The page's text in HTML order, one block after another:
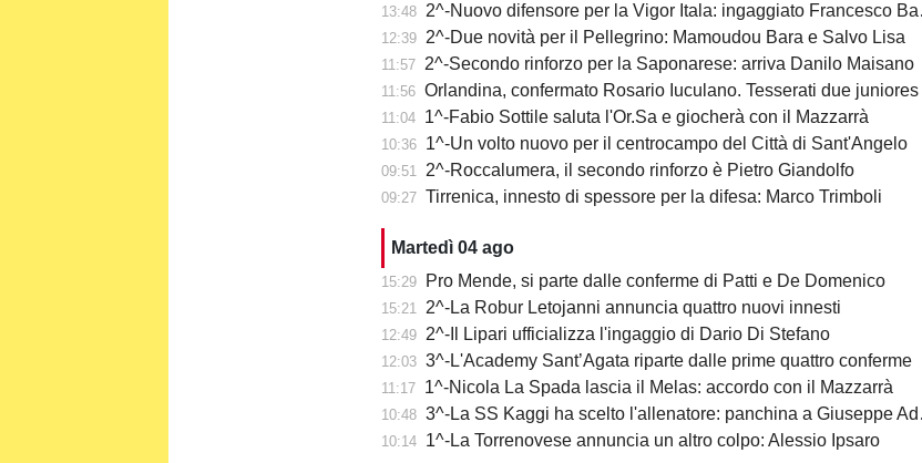
13:48 2^-Nuovo difensore per la Vigor Itala: ingaggiato Francesco Barbera
12:39 2^-Due novità per il Pellegrino: Mamoudou Bara e Salvo Lisa
11:57 2^-Secondo rinforzo per la Saponarese: arriva Danilo Maisano
11:56 Orlandina, confermato Rosario Iuculano. Tesserati due juniores
11:04 1^-Fabio Sottile saluta l'Or.Sa e giocherà con il Mazzarrà
10:36 1^-Un volto nuovo per il centrocampo del Città di Sant'Angelo
09:51 2^-Roccalumera, il secondo rinforzo è Pietro Giandolfo
09:27 Tirrenica, innesto di spessore per la difesa: Marco Trimboli
Martedì 04 ago
15:29 Pro Mende, si parte dalle conferme di Patti e De Domenico
15:21 2^-La Robur Letojanni annuncia quattro nuovi innesti
12:49 2^-Il Lipari ufficializza l'ingaggio di Dario Di Stefano
12:03 3^-L'Academy Sant’Agata riparte dalle prime quattro conferme
11:17 1^-Nicola La Spada lascia il Melas: accordo con il Mazzarrà
10:48 3^-La SS Kaggi ha scelto l'allenatore: panchina a Giuseppe Adornetto
10:14 1^-La Torrenovese annuncia un altro colpo: Alessio Ipsaro